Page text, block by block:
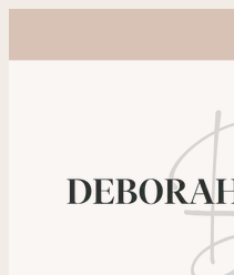
Photographe grossesse,